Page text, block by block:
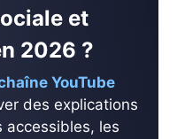
et
2026 ?
YouTube
des explications
accessibles, les